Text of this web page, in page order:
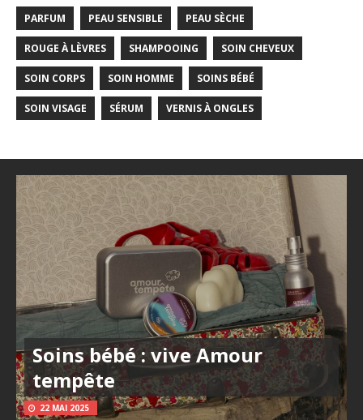
PARFUM PEAU SENSIBLE PEAU SÈCHE
ROUGE À LÈVRES SHAMPOOING SOIN CHEVEUX
SOIN CORPS SOIN HOMME SOINS BÉBÉ
SOIN VISAGE SÉRUM VERNIS À ONGLES
Soins bébé : vive Amour
tempête
22 MAI 2025